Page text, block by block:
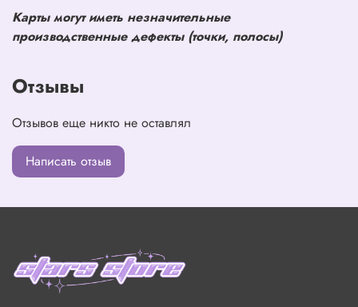
Карты могут иметь незначительные
производственные дефекты (точки, полосы)
Отзывы
Отзывов еще никто не оставлял
Написать отзыв